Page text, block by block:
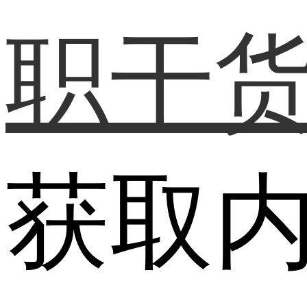
职干
获取